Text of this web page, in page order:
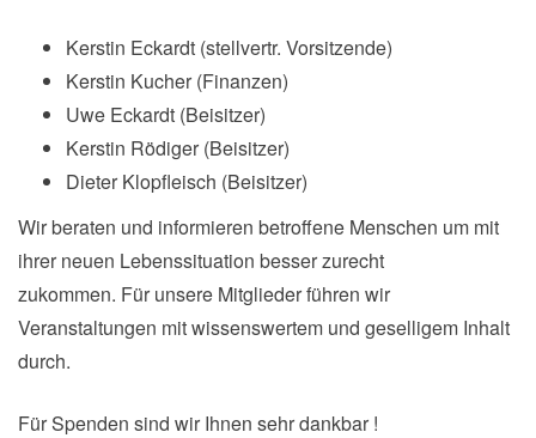
Kerstin Eckardt (stellvertr. Vorsitzende)
Kerstin Kucher (Finanzen)
Uwe Eckardt (Beisitzer)
Kerstin Rödiger (Beisitzer)
Dieter Klopfleisch (Beisitzer)
Wir beraten und informieren betroffene Menschen um mit
ihrer neuen Lebenssituation besser zurecht
zukommen. Für unsere Mitglieder führen wir
Veranstaltungen mit wissenswertem und geselligem Inhalt
durch.
Für Spenden sind wir Ihnen sehr dankbar !